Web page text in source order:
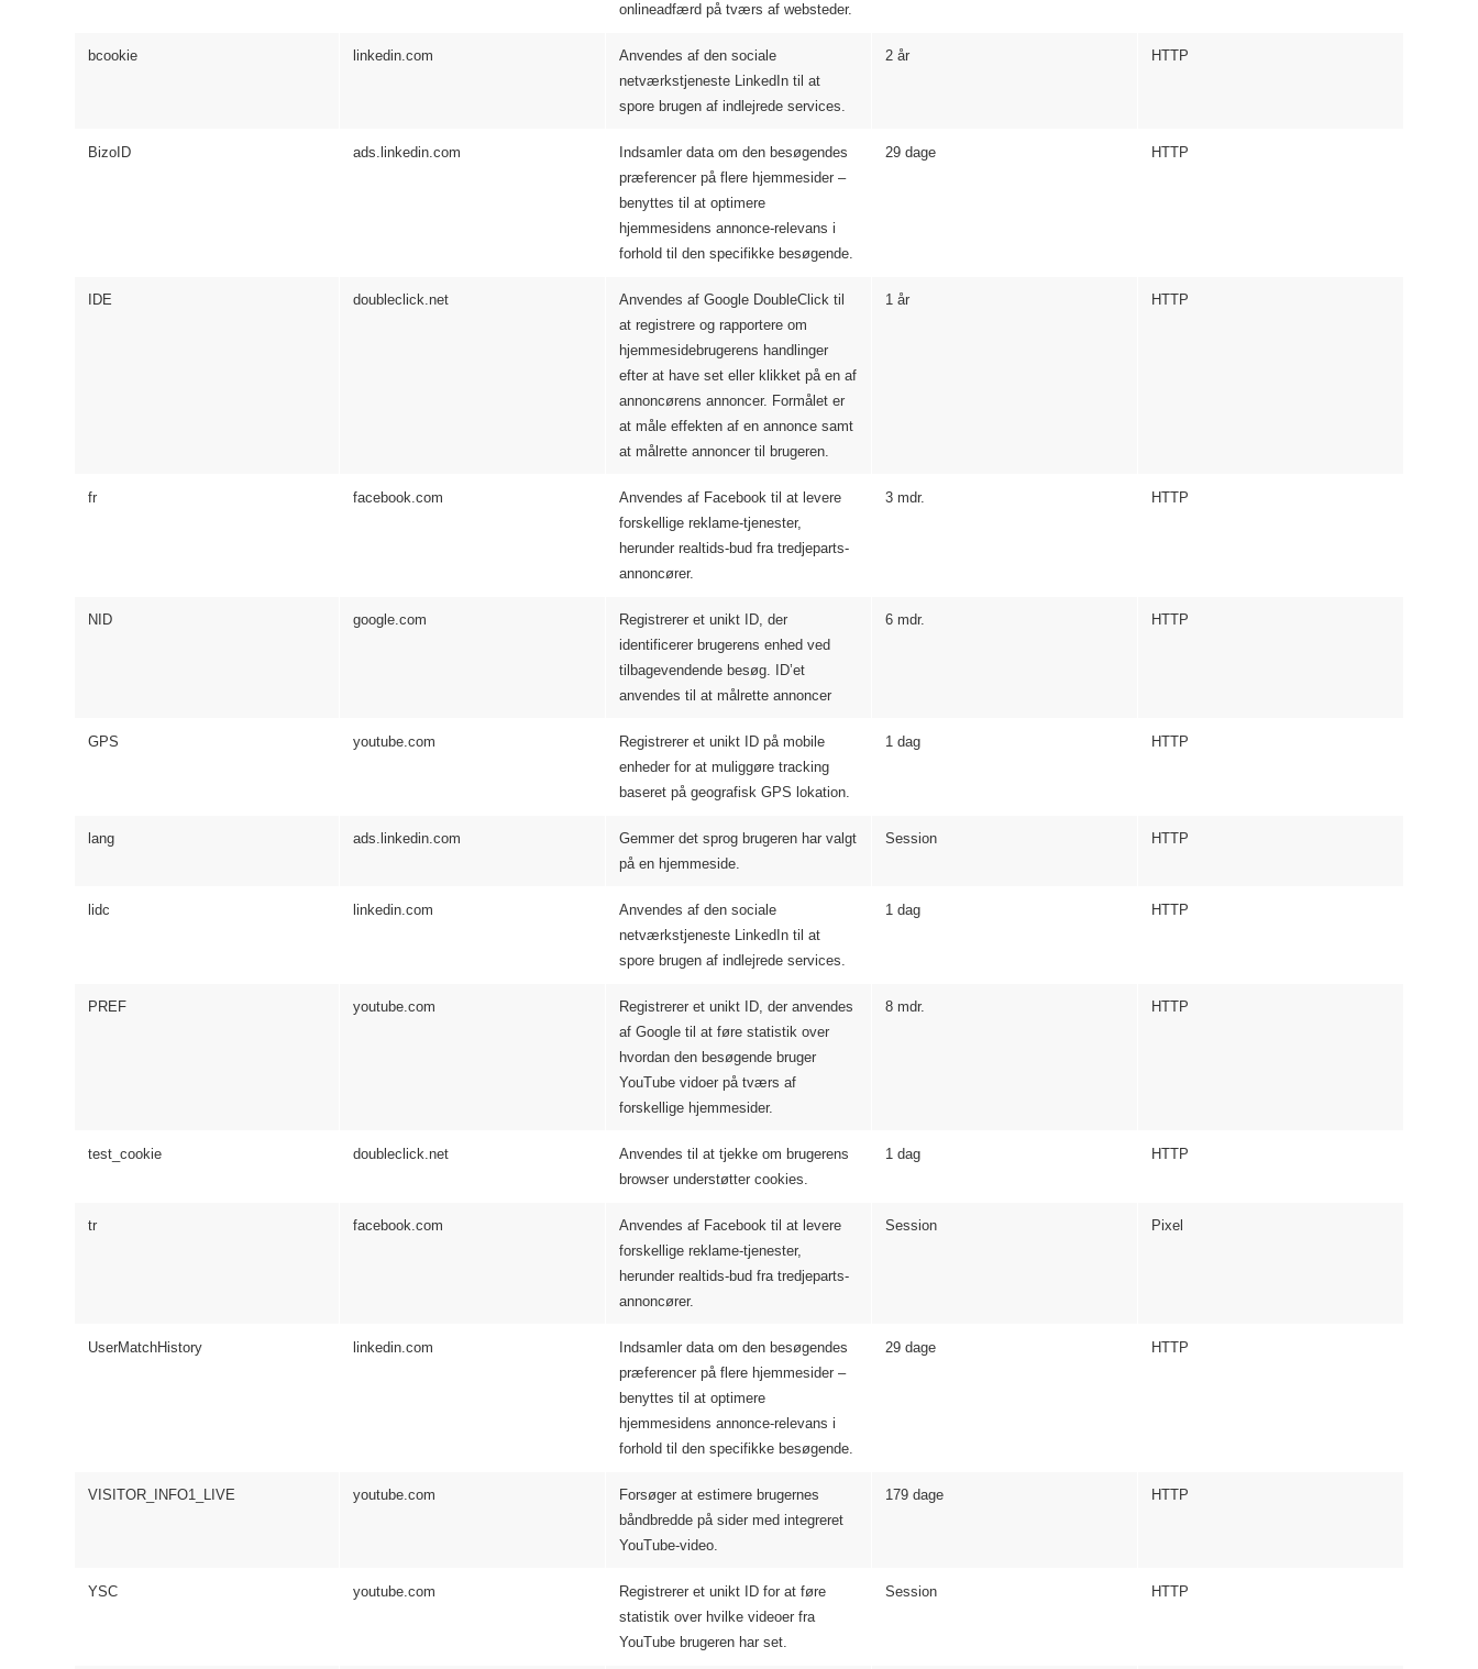
onlineadfærd på tværs af websteder.
bcookie linkedin.com
Anvendes af den sociale
netværkstjeneste LinkedIn til at
spore brugen af indlejrede services.
2 år HTTP
BizoID ads.linkedin.com
Indsamler data om den besøgendes
præferencer på flere hjemmesider –
benyttes til at optimere
hjemmesidens annonce-relevans i
forhold til den specifikke besøgende.
29 dage HTTP
IDE doubleclick.net
Anvendes af Google DoubleClick til
at registrere og rapportere om
hjemmesidebrugerens handlinger
efter at have set eller klikket på en af
annoncørens annoncer. Formålet er
at måle effekten af en annonce samt
at målrette annoncer til brugeren.
1 år HTTP
fr facebook.com
Anvendes af Facebook til at levere
forskellige reklame-tjenester,
herunder realtids-bud fra tredjeparts-
annoncører.
3 mdr. HTTP
NID google.com
Registrerer et unikt ID, der
identificerer brugerens enhed ved
tilbagevendende besøg. ID’et
anvendes til at målrette annoncer
6 mdr. HTTP
GPS youtube.com
Registrerer et unikt ID på mobile
enheder for at muliggøre tracking
baseret på geografisk GPS lokation.
1 dag HTTP
lang ads.linkedin.com
Gemmer det sprog brugeren har valgt
på en hjemmeside.
Session HTTP
lidc linkedin.com
Anvendes af den sociale
netværkstjeneste LinkedIn til at
spore brugen af indlejrede services.
1 dag HTTP
PREF youtube.com
Registrerer et unikt ID, der anvendes
af Google til at føre statistik over
hvordan den besøgende bruger
YouTube vidoer på tværs af
forskellige hjemmesider.
8 mdr. HTTP
test_cookie doubleclick.net
Anvendes til at tjekke om brugerens
browser understøtter cookies.
1 dag HTTP
tr facebook.com
Anvendes af Facebook til at levere
forskellige reklame-tjenester,
herunder realtids-bud fra tredjeparts-
annoncører.
Session Pixel
UserMatchHistory linkedin.com
Indsamler data om den besøgendes
præferencer på flere hjemmesider –
benyttes til at optimere
hjemmesidens annonce-relevans i
forhold til den specifikke besøgende.
29 dage HTTP
VISITOR_INFO1_LIVE youtube.com
Forsøger at estimere brugernes
båndbredde på sider med integreret
YouTube-video.
179 dage HTTP
YSC youtube.com
Registrerer et unikt ID for at føre
statistik over hvilke videoer fra
YouTube brugeren har set.
Session HTTP